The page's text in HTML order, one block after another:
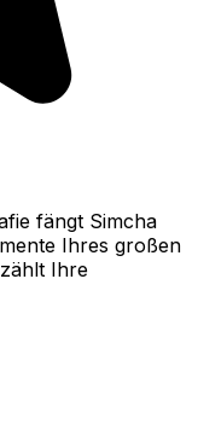
fängt Simcha
Ihres großen
Ihre